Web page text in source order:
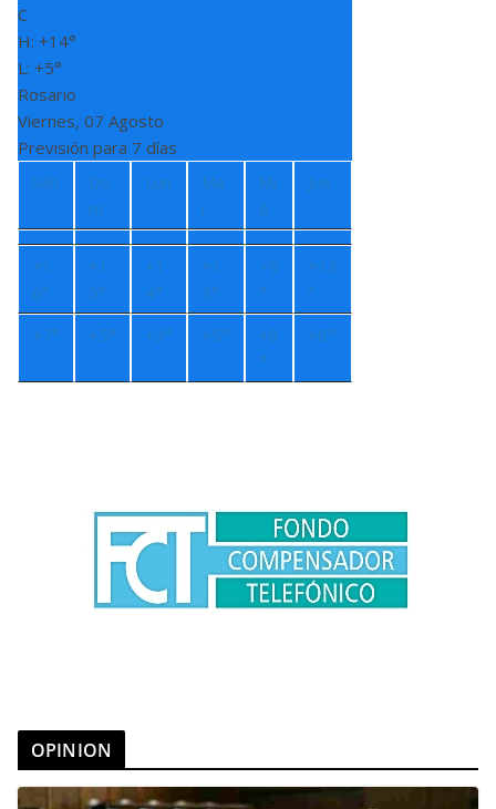
C
H: +14°
L: +5°
Rosario
Viernes, 07 Agosto
Previsión para 7 días
Sáb
Do
m
Lun
Ma
r
Mi
é
Jue
+1
6°
+1
5°
+1
4°
+1
3°
+9
°
+13
°
+7° +5° +3° +5° +8
°
+8°
OPINION